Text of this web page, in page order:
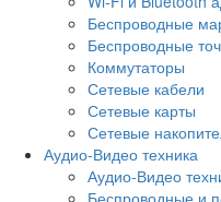
Беспроводные
Беспроводные
Коммутаторы
Сетевые кабели
Сетевые карты
Сетевые
Аудио-Видео техника
Аудио-Видео
Беспроводные и